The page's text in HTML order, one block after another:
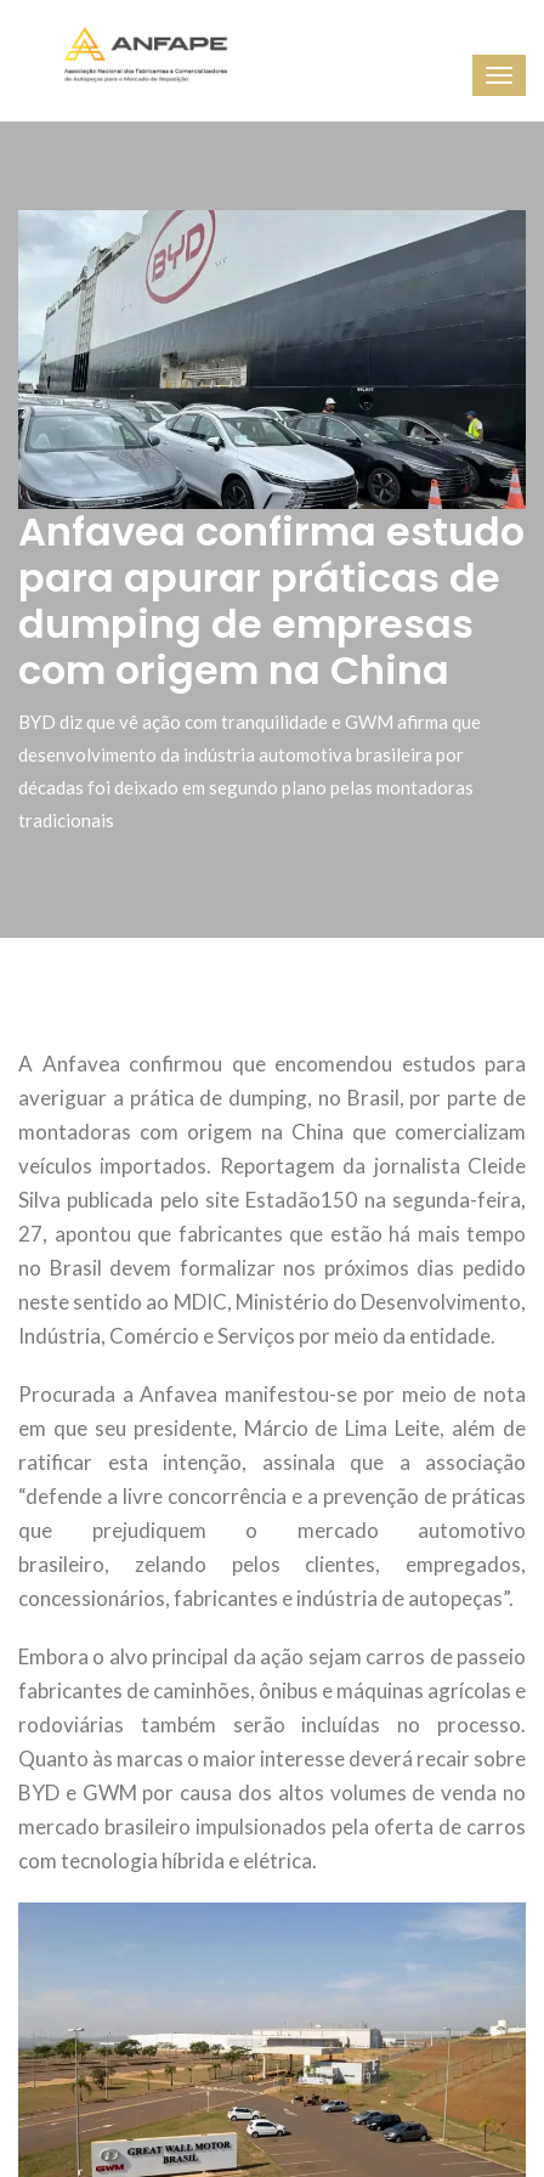
Anfavea confirma estudo
para apurar práticas de
dumping de empresas
com origem na China
BYD diz que vê ação com tranquilidade e GWM afirma que
desenvolvimento da indústria automotiva brasileira por
décadas foi deixado em segundo plano pelas montadoras
tradicionais
A Anfavea confirmou que encomendou estudos para
averiguar a prática de dumping, no Brasil, por parte de
montadoras com origem na China que comercializam
veículos importados. Reportagem da jornalista Cleide
Silva publicada pelo site Estadão150 na segunda-feira,
27, apontou que fabricantes que estão há mais tempo
no Brasil devem formalizar nos próximos dias pedido
neste sentido ao MDIC, Ministério do Desenvolvimento,
Indústria, Comércio e Serviços por meio da entidade.
Procurada a Anfavea manifestou-se por meio de nota
em que seu presidente, Márcio de Lima Leite, além de
ratificar esta intenção, assinala que a associação
“defende a livre concorrência e a prevenção de práticas
que prejudiquem o mercado automotivo
brasileiro, zelando pelos clientes, empregados,
concessionários, fabricantes e indústria de autopeças”.
Embora o alvo principal da ação sejam carros de passeio
fabricantes de caminhões, ônibus e máquinas agrícolas e
rodoviárias também serão incluídas no processo.
Quanto às marcas o maior interesse deverá recair sobre
BYD e GWM por causa dos altos volumes de venda no
mercado brasileiro impulsionados pela oferta de carros
com tecnologia híbrida e elétrica.